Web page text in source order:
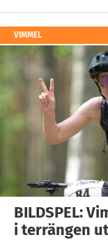
VIMMEL
BILDSPEL:
i terrängen